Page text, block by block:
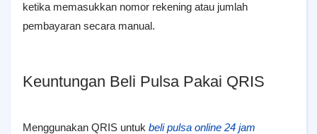
ketika memasukkan nomor rekening atau jumlah
pembayaran secara manual.
Keuntungan Beli Pulsa Pakai QRIS
Menggunakan QRIS untuk beli pulsa online 24 jam